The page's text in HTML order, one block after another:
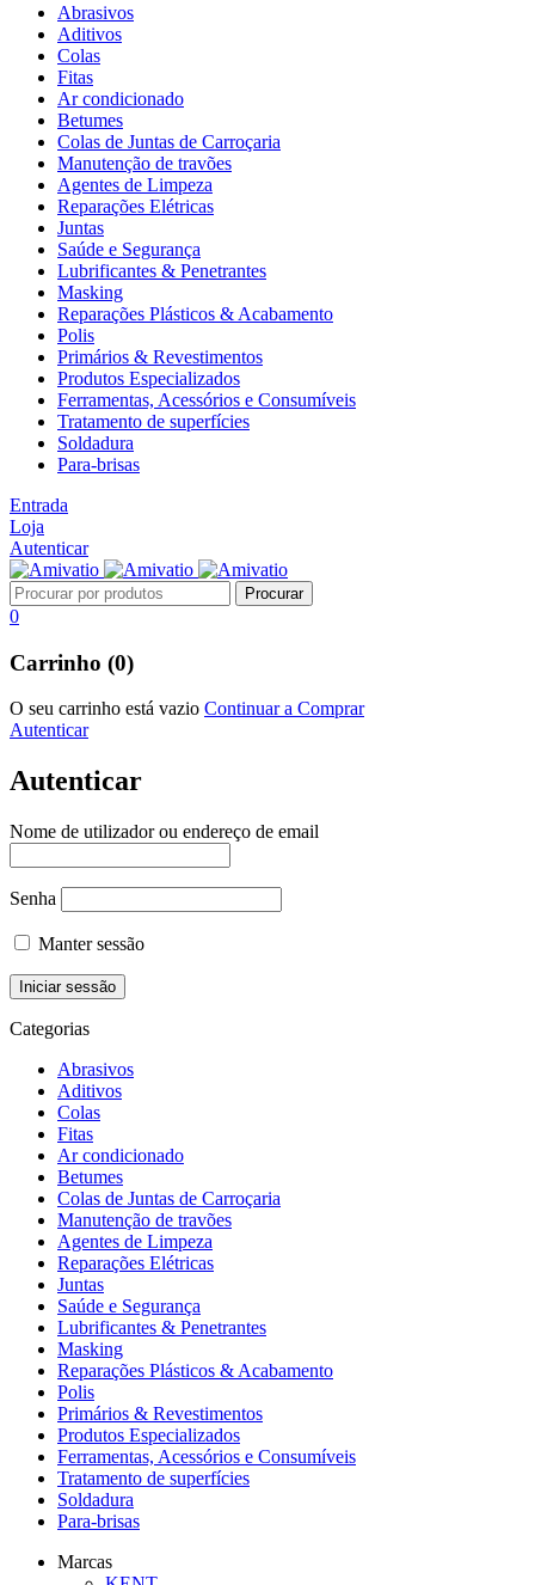
Abrasivos
Aditivos
Colas
Fitas
Ar condicionado
Betumes
Colas de Juntas de Carroçaria
Manutenção de travões
Agentes de Limpeza
Reparações Elétricas
Juntas
Saúde e Segurança
Lubrificantes & Penetrantes
Masking
Reparações Plásticos & Acabamento
Polis
Primários & Revestimentos
Produtos Especializados
Ferramentas, Acessórios e Consumíveis
Tratamento de superfícies
Soldadura
Para-brisas
Entrada
Loja
Autenticar
0
Carrinho (0)
O seu carrinho está vazio Continuar a Comprar
Autenticar
Autenticar
Nome de utilizador ou endereço de email
Senha
Manter sessão
Categorias
Abrasivos
Aditivos
Colas
Fitas
Ar condicionado
Betumes
Colas de Juntas de Carroçaria
Manutenção de travões
Agentes de Limpeza
Reparações Elétricas
Juntas
Saúde e Segurança
Lubrificantes & Penetrantes
Masking
Reparações Plásticos & Acabamento
Polis
Primários & Revestimentos
Produtos Especializados
Ferramentas, Acessórios e Consumíveis
Tratamento de superfícies
Soldadura
Para-brisas
Marcas